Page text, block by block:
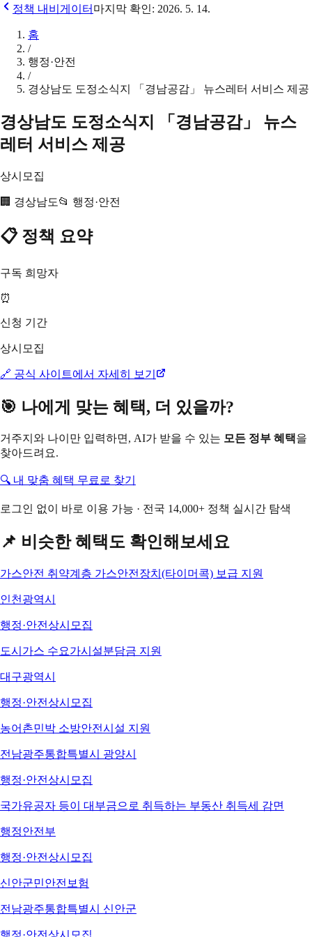
정책 내비게이터 마지막 확인: 2026. 5. 14.
홈
/
행정·안전
/
경상남도 도정소식지 「경남공감」 뉴스레터 서비스 제공
경상남도 도정소식지 「경남공감」 뉴스
레터 서비스 제공
상시모집
🏢 경상남도📂 행정·안전
📋 정책 요약
구독 희망자
⏰
신청 기간
상시모집
🔗 공식 사이트에서 자세히 보기
🎯 나에게 맞는 혜택, 더 있을까?
거주지와 나이만 입력하면, AI가 받을 수 있는 모든 정부 혜택을
찾아드려요.
🔍 내 맞춤 혜택 무료로 찾기
로그인 없이 바로 이용 가능 · 전국 14,000+ 정책 실시간 탐색
📌 비슷한 혜택도 확인해보세요
가스안전 취약계층 가스안전장치(타이머콕) 보급 지원
인천광역시
행정·안전상시모집
도시가스 수요가시설분담금 지원
대구광역시
행정·안전상시모집
농어촌민박 소방안전시설 지원
전남광주통합특별시 광양시
행정·안전상시모집
국가유공자 등이 대부금으로 취득하는 부동산 취득세 감면
행정안전부
행정·안전상시모집
신안군민안전보험
전남광주통합특별시 신안군